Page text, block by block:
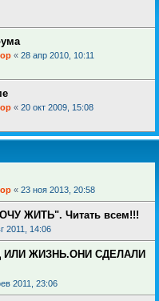
« 28 апр 2010, 10:11
« 20 окт 2009, 15:08
« 23 ноя 2013, 20:58
ЖИТЬ". Читать всем!!!
2011, 14:06
ИЛИ ЖИЗНЬ.ОНИ СДЕЛАЛИ
2011, 23:06